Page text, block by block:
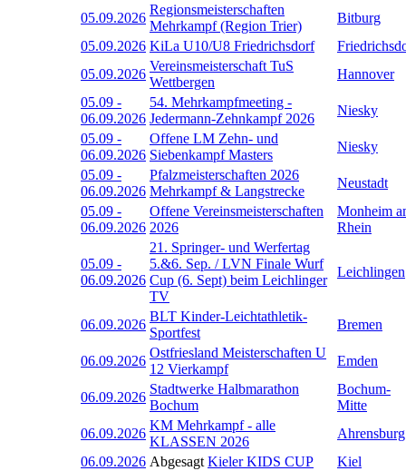
05.09.2026
Regionsmeisterschaften
Mehrkampf (Region Trier)
Bitburg
05.09.2026 KiLa U10/U8 Friedrichsdorf
05.09.2026
Vereinsmeisterschaft TuS
Wettbergen
Hannover
05.09 -
06.09.2026
54. Mehrkampfmeeting -
Jedermann-Zehnkampf 2026
Niesky
05.09 -
06.09.2026
Offene LM Zehn- und
Siebenkampf Masters
Niesky
05.09 -
06.09.2026
Pfalzmeisterschaften 2026
Mehrkampf & Langstrecke
Neustadt
05.09 -
06.09.2026
Offene Vereinsmeisterschaften
2026
Monheim
Rhein
05.09 -
06.09.2026
21. Springer- und Werfertag
5.&6. Sep. / LVN Finale Wurf
Cup (6. Sept) beim Leichlinger
TV
Leichlingen
06.09.2026
BLT Kinder-Leichtathletik-
Sportfest
Bremen
06.09.2026
Ostfriesland Meisterschaften U
12 Vierkampf
Emden
06.09.2026
Stadtwerke Halbmarathon
Bochum
Bochum-
Mitte
06.09.2026
KM Mehrkampf - alle
KLASSEN 2026
Ahrensburg
06.09.2026 Abgesagt Kieler KIDS CUP
Kiel